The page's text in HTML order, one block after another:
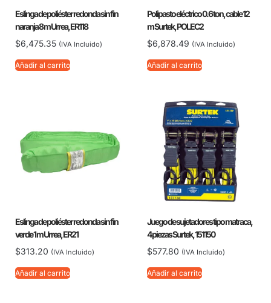
Eslinga de poliéster redonda sin fin
naranja 8 m Urrea, ER118
$6,475.35 (IVA Incluido)
Añadir al carrito
Polipasto eléctrico 0.6 ton, cable 12
m Surtek, POLEC2
$6,878.49 (IVA Incluido)
Añadir al carrito
Eslinga de poliéster redonda sin fin
verde 1 m Urrea, ER21
$313.20 (IVA Incluido)
Añadir al carrito
Juego de sujetadores tipo matraca,
4 piezas Surtek, 151150
$577.80 (IVA Incluido)
Añadir al carrito